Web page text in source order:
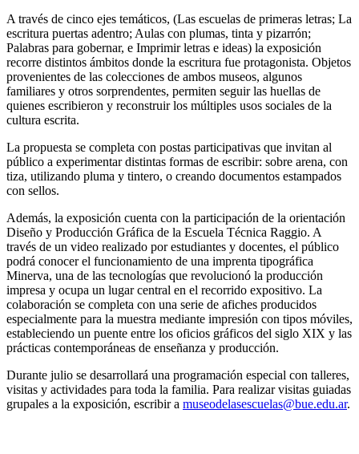
A través de cinco ejes temáticos, (Las escuelas de primeras letras; La
escritura puertas adentro; Aulas con plumas, tinta y pizarrón;
Palabras para gobernar, e Imprimir letras e ideas) la exposición
recorre distintos ámbitos donde la escritura fue protagonista. Objetos
provenientes de las colecciones de ambos museos, algunos
familiares y otros sorprendentes, permiten seguir las huellas de
quienes escribieron y reconstruir los múltiples usos sociales de la
cultura escrita.
La propuesta se completa con postas participativas que invitan al
público a experimentar distintas formas de escribir: sobre arena, con
tiza, utilizando pluma y tintero, o creando documentos estampados
con sellos.
Además, la exposición cuenta con la participación de la orientación
Diseño y Producción Gráfica de la Escuela Técnica Raggio. A
través de un video realizado por estudiantes y docentes, el público
podrá conocer el funcionamiento de una imprenta tipográfica
Minerva, una de las tecnologías que revolucionó la producción
impresa y ocupa un lugar central en el recorrido expositivo. La
colaboración se completa con una serie de afiches producidos
especialmente para la muestra mediante impresión con tipos móviles,
estableciendo un puente entre los oficios gráficos del siglo XIX y las
prácticas contemporáneas de enseñanza y producción.
Durante julio se desarrollará una programación especial con talleres,
visitas y actividades para toda la familia. Para realizar visitas guiadas
grupales a la exposición, escribir a museodelasescuelas@bue.edu.ar.